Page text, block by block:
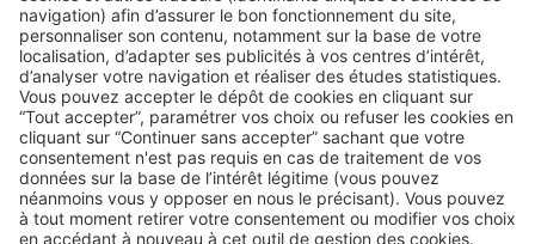
LA CONSTRUCTION
Avec Immodvisor, SeLoger construire
met en valeur le savoir-faire des
constructeurs